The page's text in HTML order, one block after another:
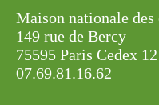
Maison nationale des
149 rue de Bercy
75595 Paris Cedex 12
07.69.81.16.62